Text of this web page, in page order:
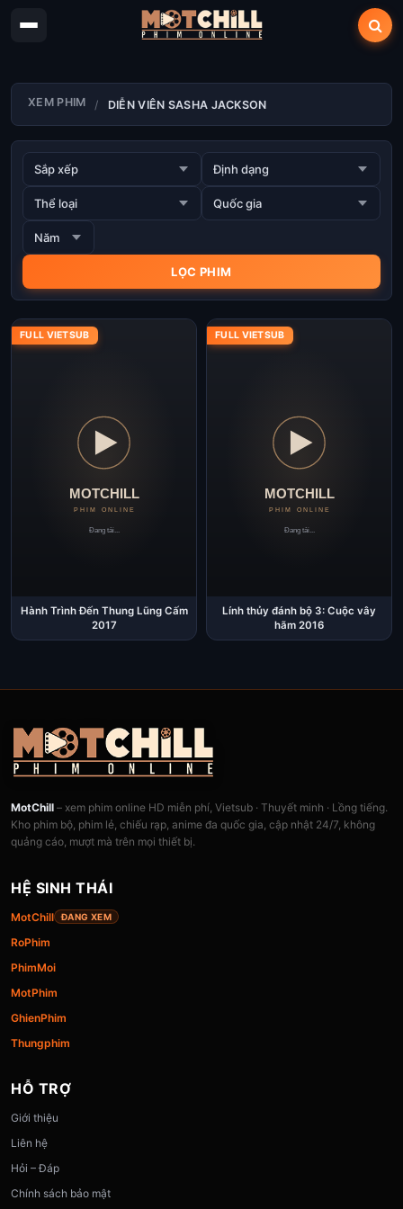
XEM PHIM DIỄN VIÊN SASHA JACKSON
FULL VIETSUB
Hành Trình Đến Thung Lũng Cấm
2017
FULL VIETSUB
Lính thủy đánh bộ 3: Cuộc vây
hãm 2016
MotChill – xem phim online HD miễn phí, Vietsub · Thuyết minh · Lồng tiếng.
Kho phim bộ, phim lẻ, chiếu rạp, anime đa quốc gia, cập nhật 24/7, không
quảng cáo, mượt mà trên mọi thiết bị.
HỆ SINH THÁI
MotChill ĐANG XEM
RoPhim
PhimMoi
MotPhim
GhienPhim
Thungphim
HỖ TRỢ
Giới thiệu
Liên hệ
Hỏi – Đáp
Chính sách bảo mật